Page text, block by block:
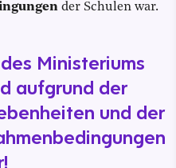
der Schulen war.
Ministeriums
aufgrund der
und der